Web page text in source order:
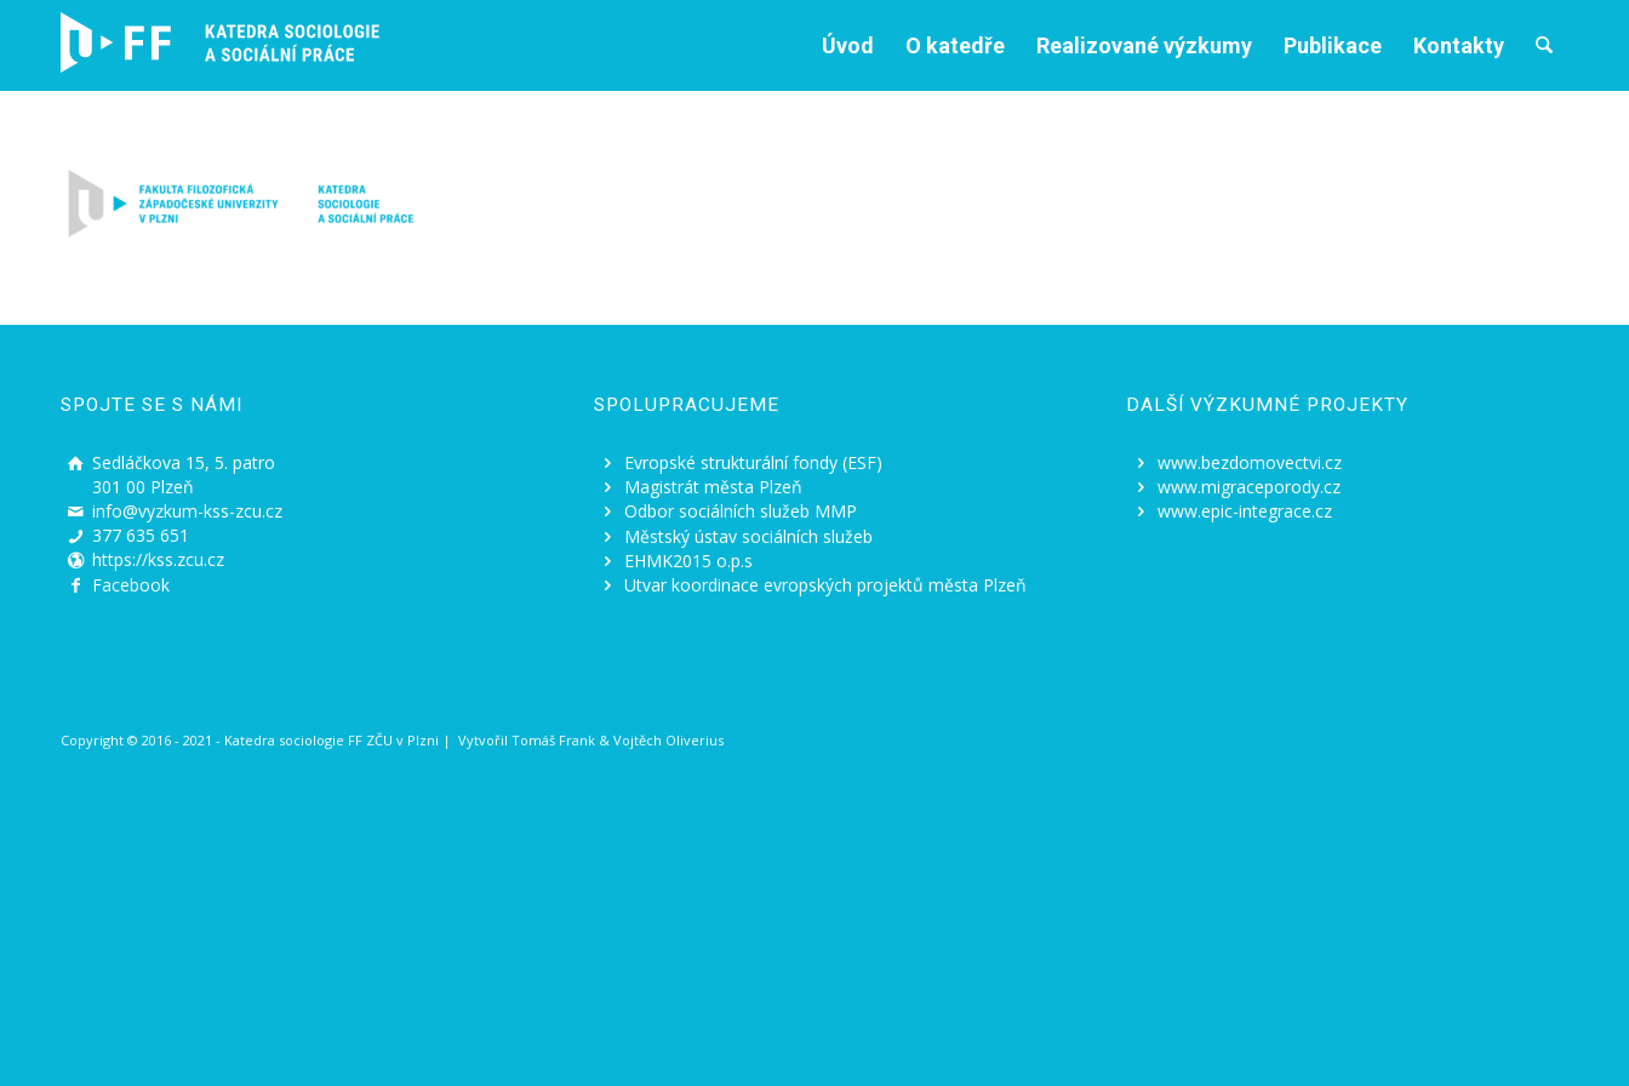
Úvod O katedře Realizované výzkumy Publikace Kontakty
SPOJTE SE S NÁMI
Sedláčkova 15, 5. patro
301 00 Plzeň
info@vyzkum-kss-zcu.cz
377 635 651
https://kss.zcu.cz
Facebook
SPOLUPRACUJEME
Evropské strukturální fondy (ESF)
Magistrát města Plzeň
Odbor sociálních služeb MMP
Městský ústav sociálních služeb
EHMK2015 o.p.s
Utvar koordinace evropských projektů města Plzeň
DALŠÍ VÝZKUMNÉ PROJEKTY
www.bezdomovectvi.cz
www.migraceporody.cz
www.epic-integrace.cz
Copyright © 2016 - 2021 - Katedra sociologie FF ZČU v Plzni | Vytvořil Tomáš Frank & Vojtěch Oliverius